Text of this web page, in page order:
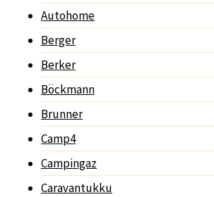
Autohome
Berger
Berker
Böckmann
Brunner
Camp4
Campingaz
Caravantukku